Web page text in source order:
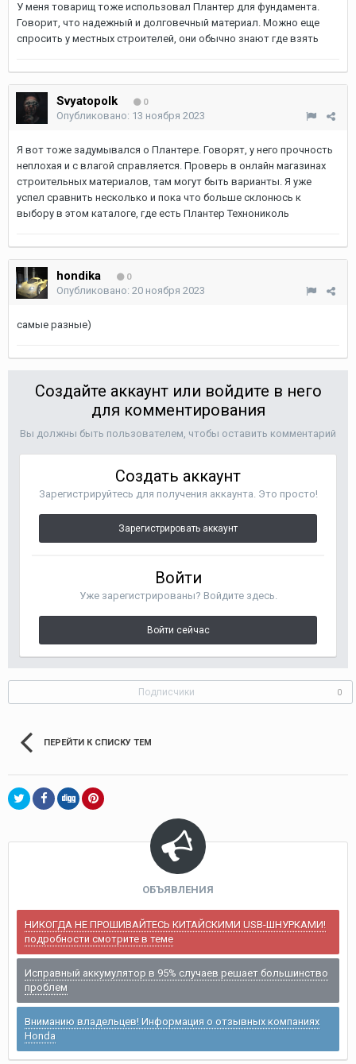
У меня товарищ тоже использовал Плантер для фундамента.
Говорит, что надежный и долговечный материал. Можно еще
спросить у местных строителей, они обычно знают где взять
Svyatopolk 0
Опубликовано: 13 ноября 2023
Я вот тоже задумывался о Плантере. Говорят, у него прочность
неплохая и с влагой справляется. Проверь в онлайн магазинах
строительных материалов, там могут быть варианты. Я уже
успел сравнить несколько и пока что больше склонюсь к
выбору в этом каталоге, где есть Плантер Технониколь
hondika 0
Опубликовано: 20 ноября 2023
самые разные)
Создайте аккаунт или войдите в него
для комментирования
Вы должны быть пользователем, чтобы оставить комментарий
Создать аккаунт
Зарегистрируйтесь для получения аккаунта. Это просто!
Зарегистрировать аккаунт
Войти
Уже зарегистрированы? Войдите здесь.
Войти сейчас
Подписчики 0
ПЕРЕЙТИ К СПИСКУ ТЕМ
ОБЪЯВЛЕНИЯ
НИКОГДА НЕ ПРОШИВАЙТЕСЬ КИТАЙСКИМИ USB-ШНУРКАМИ!
подробности смотрите в теме
Исправный аккумулятор в 95% случаев решает большинство
проблем
Вниманию владельцев! Информация о отзывных компаниях
Honda